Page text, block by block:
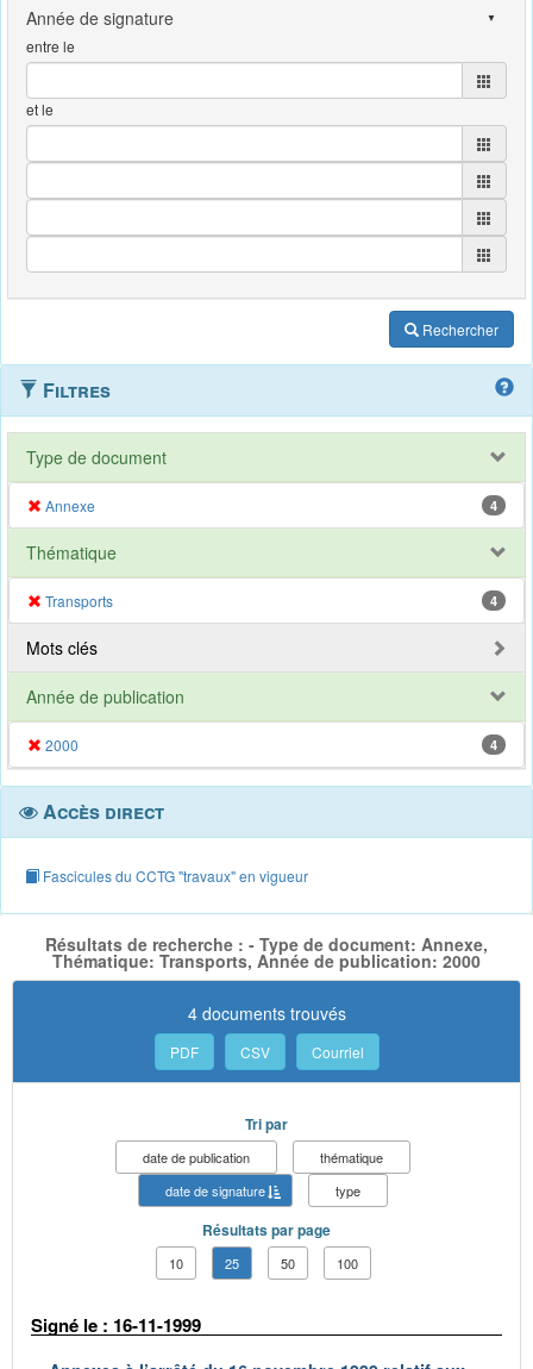
entre le
et le
Rechercher
Filtres
Type de document
Annexe 4
Thématique
Transports 4
Mots clés
Année de publication
2000 4
Accès direct
Fascicules du CCTG "travaux" en vigueur
Résultats de recherche : - Type de document: Annexe,
Thématique: Transports, Année de publication: 2000
4 documents trouvés
PDF CSV Courriel
Tri par
date de publication
thématique
date de signature
type
Résultats par page
10 25 50 100
Signé le : 16-11-1999